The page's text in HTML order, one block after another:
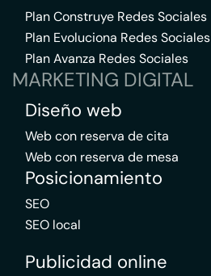
Plan Construye Redes Sociales
Plan Evoluciona Redes Sociales
Plan Avanza Redes Sociales
MARKETING DIGITAL
Diseño web
Web con reserva de cita
Web con reserva de mesa
Posicionamiento
SEO
SEO local
Publicidad online